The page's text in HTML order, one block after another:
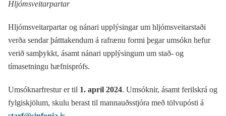
Hljómsveitarpartar
Hljómsveitarpartar og nánari upplýsingar um hljómsveitarstaði
verða sendar þátttakendum á rafrænu formi þegar umsókn hefur
verið samþykkt, ásamt nánari upplýsingum um stað- og
tímasetningu hæfnisprófs.
Umsóknarfrestur er til 1. apríl 2024. Umsóknir, ásamt ferilskrá og
fylgiskjölum, skulu berast til mannauðsstjóra með tölvupósti á